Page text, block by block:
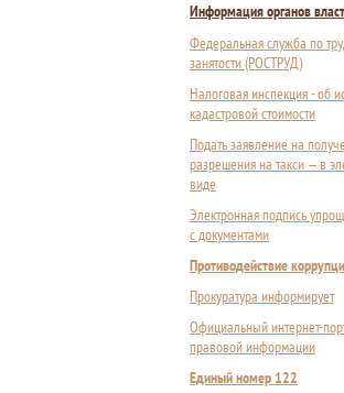
Информация органов
Федеральная служба по
занятости (РОСТРУД)
Налоговая инспекция - об
кадастровой стоимости
Подать заявление на
разрешения на такси — в
виде
Электронная подпись
с документами
Противодействие
Прокуратура информирует
Официальный интернет-
правовой информации
Единый номер 122